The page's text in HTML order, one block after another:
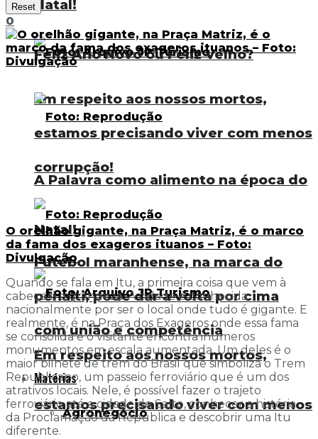
Natal!
Em respeito aos nossos mortos,
estamos precisando viver com menos
corrupção!
Futebol maranhense, na marca do
pênalti, pode dar a volta por cima
com união e competência
Matérias
Agronegócio
Feliz Ano Novo ou Feliz Velho?
A Palavra como alimento na época do
Natal!
Em respeito aos nossos mortos,
estamos precisando viver com menos
Reset
0
O orelhão gigante, na Praça Matriz, é o marco
da fama dos exageros ituanos – Foto:
Divulgação
Quando se fala em Itu, a primeira coisa que vem à
cabeça é a grandeza. A cidade é conhecida
nacionalmente por ser o local onde tudo é gigante. E
realmente, é na Praça dos Exageros onde essa fama
se consolida e o visitante encontra inúmeros
monumentos em escala aumentada. Um deles é o
maior bilhete de trem do Brasil que simboliza o Trem
Republicano, um passeio ferroviário que é um dos
atrativos locais. Nele, é possível fazer o trajeto
ferroviário até a cidade de Salto, conhecer a história
da Proclamação da República e descobrir uma Itu
diferente.